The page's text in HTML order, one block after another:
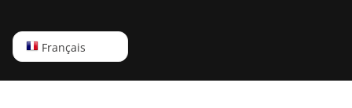
Français
English